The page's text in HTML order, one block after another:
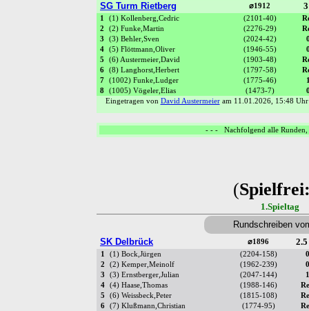
SG Turm Rietberg ⌀1912
1 (1) Kollenberg,Cedric (2101-40)
2
(2) Funke,Martin (2276-29)
3
(3) Behler,Sven (2024-42)
4
(5) Flöttmann,Oliver (1946-55)
5
(6) Austermeier,David (1903-48)
6
(8) Langhorst,Herbert (1797-58)
7
(1002) Funke,Ludger (1775-46)
8
(1005) Vögeler,Elias (1473-7)
Eingetragen von David Austermeieram 11.01.2026, 15:48
- - - Nachfolgend alle
(
1.Spieltag
Rundschreiben
SK Delbrück
⌀1896
1 (1) Bock,Jürgen (2204-158)
2
(2) Kemper,Meinolf (1962-239)
3
(3) Ernstberger,Julian (2047-144)
4
(4) Haase,Thomas (1988-146)
5
(6) Weissbeck,Peter (1815-108)
6
(7) Klußmann,Christian (1774-95)